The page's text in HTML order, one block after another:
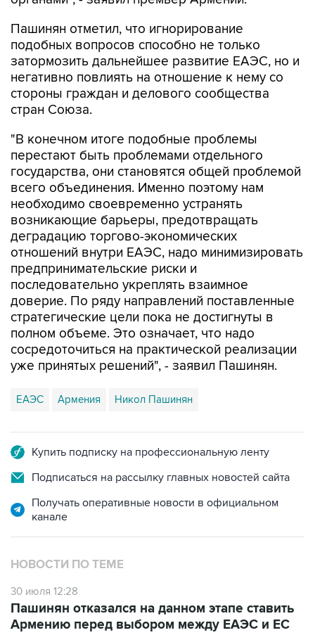
Пашинян отметил, что игнорирование
подобных вопросов способно не только
затормозить дальнейшее развитие ЕАЭС, но и
негативно повлиять на отношение к нему со
стороны граждан и делового сообщества
стран Союза.
"В конечном итоге подобные проблемы
перестают быть проблемами отдельного
государства, они становятся общей проблемой
всего объединения. Именно поэтому нам
необходимо своевременно устранять
возникающие барьеры, предотвращать
деградацию торгово-экономических
отношений внутри ЕАЭС, надо минимизировать
предпринимательские риски и
последовательно укреплять взаимное
доверие. По ряду направлений поставленные
стратегические цели пока не достигнуты в
полном объеме. Это означает, что надо
сосредоточиться на практической реализации
уже принятых решений", - заявил Пашинян.
ЕАЭС Армения Никол Пашинян
Купить подписку на профессиональную ленту
Подписаться на рассылку главных новостей сайта
Получать оперативные новости в официальном
канале
НОВОСТИ ПО ТЕМЕ
30 июля 12:28
Пашинян отказался на данном этапе ставить
Армению перед выбором между ЕАЭС и ЕС